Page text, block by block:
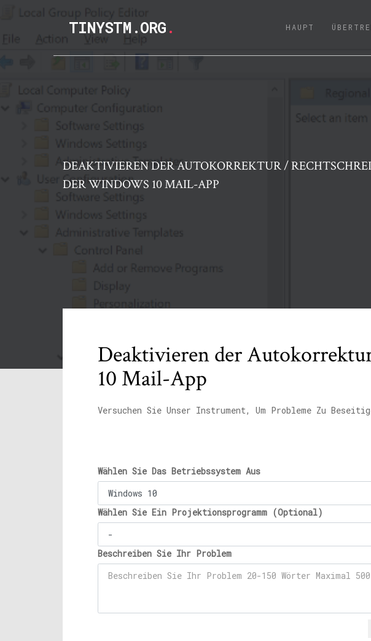
TINYSTM.ORG. HAUPT (CURRENT)
DEAKTIVIEREN DER AUTOKORREKTUR /
DER WINDOWS 10 MAIL-APP
Deaktivieren der
10 Mail-App
Versuchen Sie Unser Instrument, Um Probleme Zu
Wählen Sie Das Betriebssystem Aus
Wählen Sie Ein Projektionsprogramm (Optional)
Beschreiben Sie Ihr Problem